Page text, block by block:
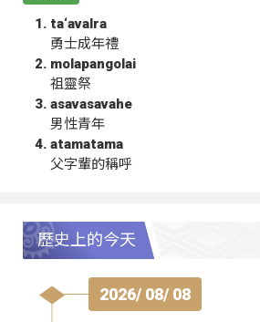
ta‘avalra
勇士成年禮
molapangolai
祖靈祭
asavasavahe
男性青年
atamatama
父字輩的稱呼
歷史上的今天
2026/ 08/ 08